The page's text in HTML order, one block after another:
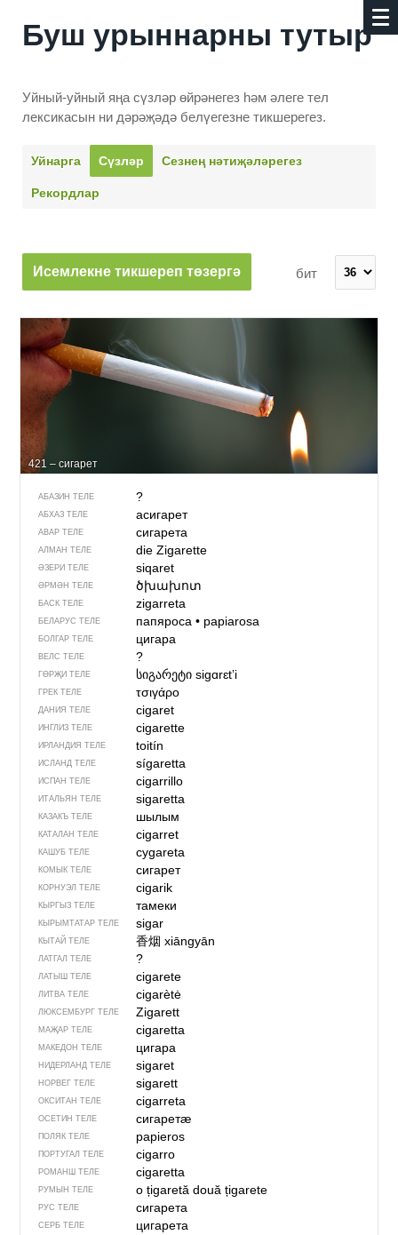
Буш урыннарны тутыр
Уйный-уйный яңа сүзләр өйрәнегез һәм әлеге тел
лексикасын ни дәрәҗәдә белүегезне тикшерегез.
Уйнарга Сүзләр Сезнең нәти­җәләрегез
Рекордлар
Исемлекне тикшереп төзергә бит
421 – сигарет
АБАЗИН ТЕЛЕ ?
АБХАЗ ТЕЛЕ асигарет
АВАР ТЕЛЕ сигарета
АЛМАН ТЕЛЕ die Zigarette
ӘЗЕРИ ТЕЛЕ siqaret
ӘРМӘН ТЕЛЕ ծխախոտ
БАСК ТЕЛЕ zigarreta
БЕЛАРУС ТЕЛЕ папяроса• papiarosa
БОЛГАР ТЕЛЕ цигара
ВЕЛС ТЕЛЕ ?
ГӨРҖИ ТЕЛЕ სიგარეტიsigɑrɛtʼi
ГРЕК ТЕЛЕ τσιγάρο
ДАНИЯ ТЕЛЕ cigaret
ИНГЛИЗ ТЕЛЕ cigarette
ИРЛАНДИЯ ТЕЛЕ toitín
ИСЛАНД ТЕЛЕ sígaretta
ИСПАН ТЕЛЕ cigarrillo
ИТАЛЬЯН ТЕЛЕ sigaretta
КАЗАКЪ ТЕЛЕ шылым
КАТАЛАН ТЕЛЕ cigarret
КАШУБ ТЕЛЕ cygareta
КОМЫК ТЕЛЕ сигарет
КОРНУЭЛ ТЕЛЕ cigarik
КЫРГЫЗ ТЕЛЕ тамеки
КЫРЫМТАТАР ТЕЛЕ sigar
КЫТАЙ ТЕЛЕ 香烟xiāngyān
ЛАТГАЛ ТЕЛЕ ?
ЛАТЫШ ТЕЛЕ cigarete
ЛИТВА ТЕЛЕ cigarètė
ЛЮКСЕМБУРГ ТЕЛЕ Zigarett
МАҖАР ТЕЛЕ cigaretta
МАКЕДОН ТЕЛЕ цигара
НИДЕРЛАНД ТЕЛЕ sigaret
НОРВЕГ ТЕЛЕ sigarett
ОКСИТАН ТЕЛЕ cigarreta
ОСЕТИН ТЕЛЕ сигаретӕ
ПОЛЯК ТЕЛЕ papieros
ПОРТУГАЛ ТЕЛЕ cigarro
РОМАНШ ТЕЛЕ cigaretta
РУМЫН ТЕЛЕ o țigaretădouă țigarete
РУС ТЕЛЕ сигарета
СЕРБ ТЕЛЕ цигарета